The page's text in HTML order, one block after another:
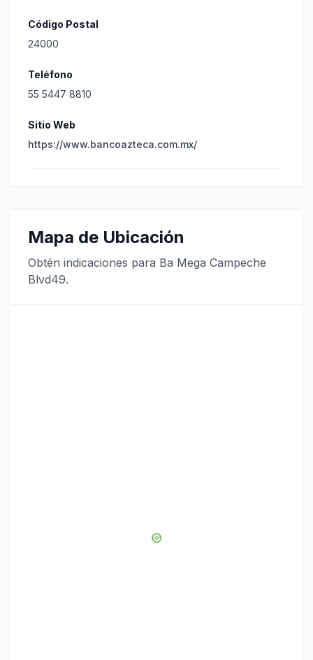
Código Postal
24000
Teléfono
55 5447 8810
Sitio Web
https://www.bancoazteca.com.mx/
Mapa de Ubicación
Obtén indicaciones para Ba Mega Campeche
Blvd49.